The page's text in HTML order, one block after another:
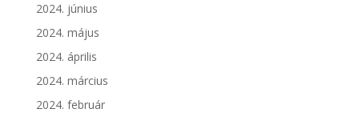
2024. június
2024. május
2024. április
2024. március
2024. február